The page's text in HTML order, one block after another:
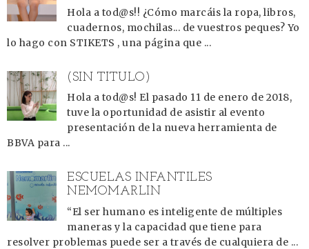
Hola a tod@s!! ¿Cómo marcáis la ropa, libros,
cuadernos, mochilas... de vuestros peques? Yo
lo hago con STIKETS , una página que ...
(SIN TÍTULO)
Hola a tod@s! El pasado 11 de enero de 2018,
tuve la oportunidad de asistir al evento
presentación de la nueva herramienta de
BBVA para ...
ESCUELAS INFANTILES
NEMOMARLIN
“El ser humano es inteligente de múltiples
maneras y la capacidad que tiene para
resolver problemas puede ser a través de cualquiera de ...